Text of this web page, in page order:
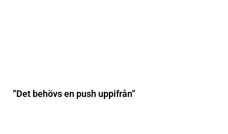
”Det behövs en push uppifrån”